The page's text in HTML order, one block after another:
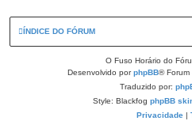
ÍNDICE DO FÓRUM
O Fuso Horário do
Desenvolvido porphpBB® Forum
Traduzido por:
Style: Blackfog phpBB
Privacidade |